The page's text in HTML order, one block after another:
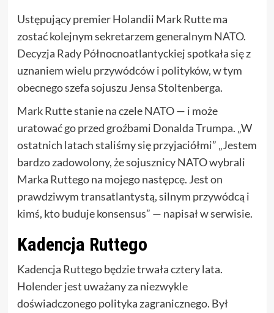
Ustępujący premier Holandii Mark Rutte ma
zostać kolejnym sekretarzem generalnym NATO.
Decyzja Rady Północnoatlantyckiej spotkała się z
uznaniem wielu przywódców i polityków, w tym
obecnego szefa sojuszu Jensa Stoltenberga.
Mark Rutte stanie na czele NATO — i może
uratować go przed groźbami Donalda Trumpa. „W
ostatnich latach staliśmy się przyjaciółmi” „Jestem
bardzo zadowolony, że sojusznicy NATO wybrali
Marka Ruttego na mojego następcę. Jest on
prawdziwym transatlantystą, silnym przywódcą i
kimś, kto buduje konsensus” — napisał w serwisie.
Kadencja Ruttego
Kadencja Ruttego będzie trwała cztery lata.
Holender jest uważany za niezwykle
doświadczonego polityka zagranicznego. Był